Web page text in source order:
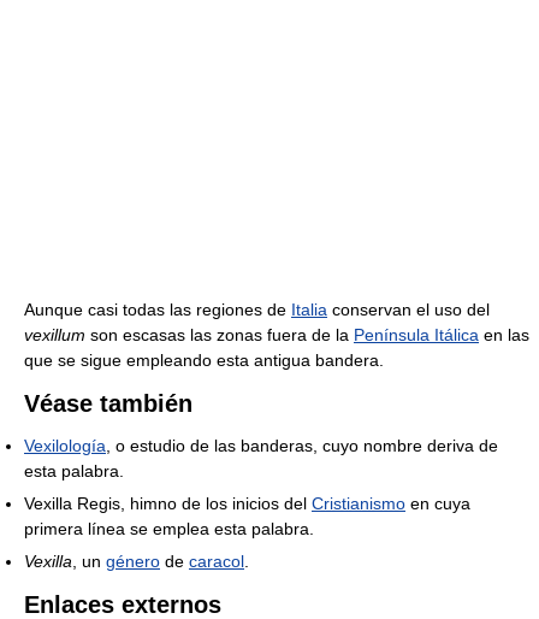
Aunque casi todas las regiones de Italia conservan el uso del
vexillum son escasas las zonas fuera de la Península Itálica en las
que se sigue empleando esta antigua bandera.
Véase también
Vexilología , o estudio de las banderas, cuyo nombre deriva de
esta palabra.
Vexilla Regis, himno de los inicios del Cristianismo en cuya
primera línea se emplea esta palabra.
Vexilla , un género de caracol
Enlaces externos